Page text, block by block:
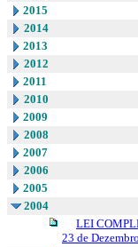
2015
2014
2013
2012
2011
2010
2009
2008
2007
2006
2005
2004
LEI
23 de